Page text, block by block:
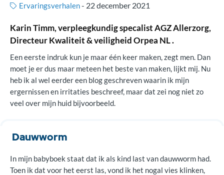
Over Huidhuis
Contact
Doneren
Ervaringsverhalen- 22 december 2021
Karin Timm, verpleegkundig specalist AGZ Allerzorg,
Directeur Kwaliteit & veiligheid Orpea NL .
Een eerste indruk kun je maar één keer maken, zegt men. Dan
moet je er dus maar meteen het beste van maken, lijkt mij. Nu
heb ik al wel eerder een blog geschreven waarin ik mijn
ergernissen en irritaties beschreef, maar dat zei nog niet zo
veel over mijn huid bijvoorbeeld.
Dauwworm
In mijn babyboek staat dat ik als kind last van dauwworm had.
Toen ik dat voor het eerst las, vond ik het nogal vies klinken,